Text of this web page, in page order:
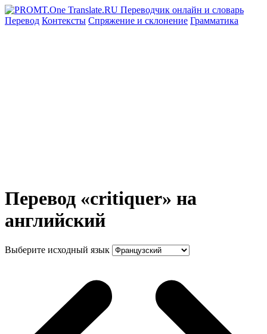
Перевод Контексты Спряжение и склонение Грамматика
Перевод «critiquer» на
английский
Выберите исходный язык